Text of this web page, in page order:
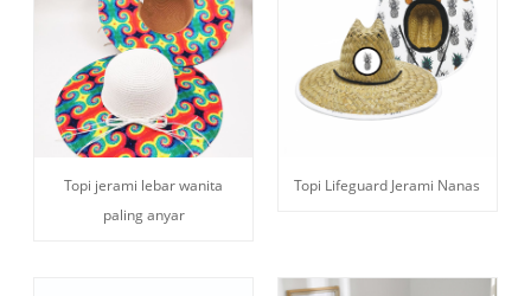
Topi jerami lebar wanita
paling anyar
Topi Lifeguard Jerami Nanas